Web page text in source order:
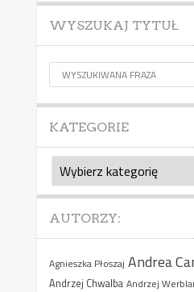
WYSZUKAJ TYTUŁ
KATEGORIE
Kategorie
AUTORZY:
Agnieszka Płoszaj Andrea
Andrzej Chwalba Andrzej